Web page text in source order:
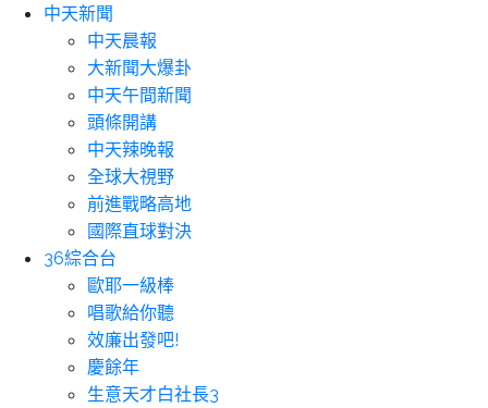
中天新聞
中天晨報
大新聞大爆卦
中天午間新聞
頭條開講
中天辣晚報
全球大視野
前進戰略高地
國際直球對決
36綜合台
歐耶一級棒
唱歌給你聽
效廉出發吧!
慶餘年
生意天才白社長3